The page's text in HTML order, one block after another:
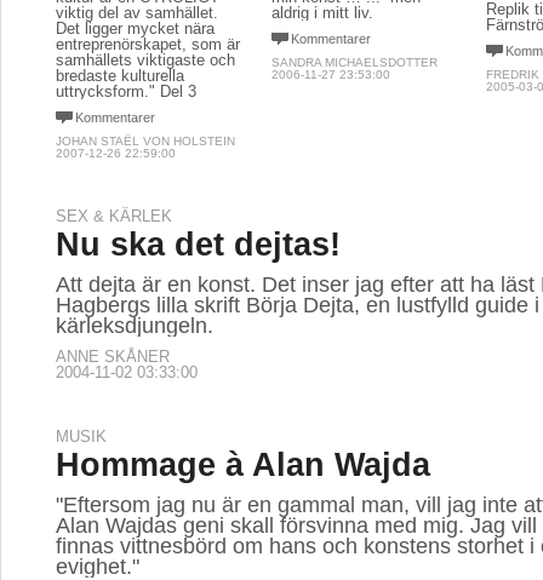
viktig del av samhället.
Det ligger mycket nära
entreprenörskapet, som är
samhällets viktigaste och
bredaste kulturella
uttrycksform." Del 3
Kommentarer
JOHAN STAËL VON HOLSTEIN
2007-12-26 22:59:00
aldrig i mitt liv.
Kommentarer
SANDRA MICHAELSDOTTER
2006-11-27 23:53:00
Replik
FREDRIK
2005-03-
SEX & KÄRLEK
Nu ska det dejtas!
Att dejta är en konst. Det inser jag efter att ha läst
Hagbergs lilla skrift Börja Dejta, en lustfylld guide i
kärleksdjungeln.
ANNE SKÅNER
2004-11-02 03:33:00
MUSIK
Hommage à Alan Wajda
"Eftersom jag nu är en gammal man, vill jag inte
Alan Wajdas geni skall försvinna med mig. Jag
finnas vittnesbörd om hans och konstens storhet i
evighet."